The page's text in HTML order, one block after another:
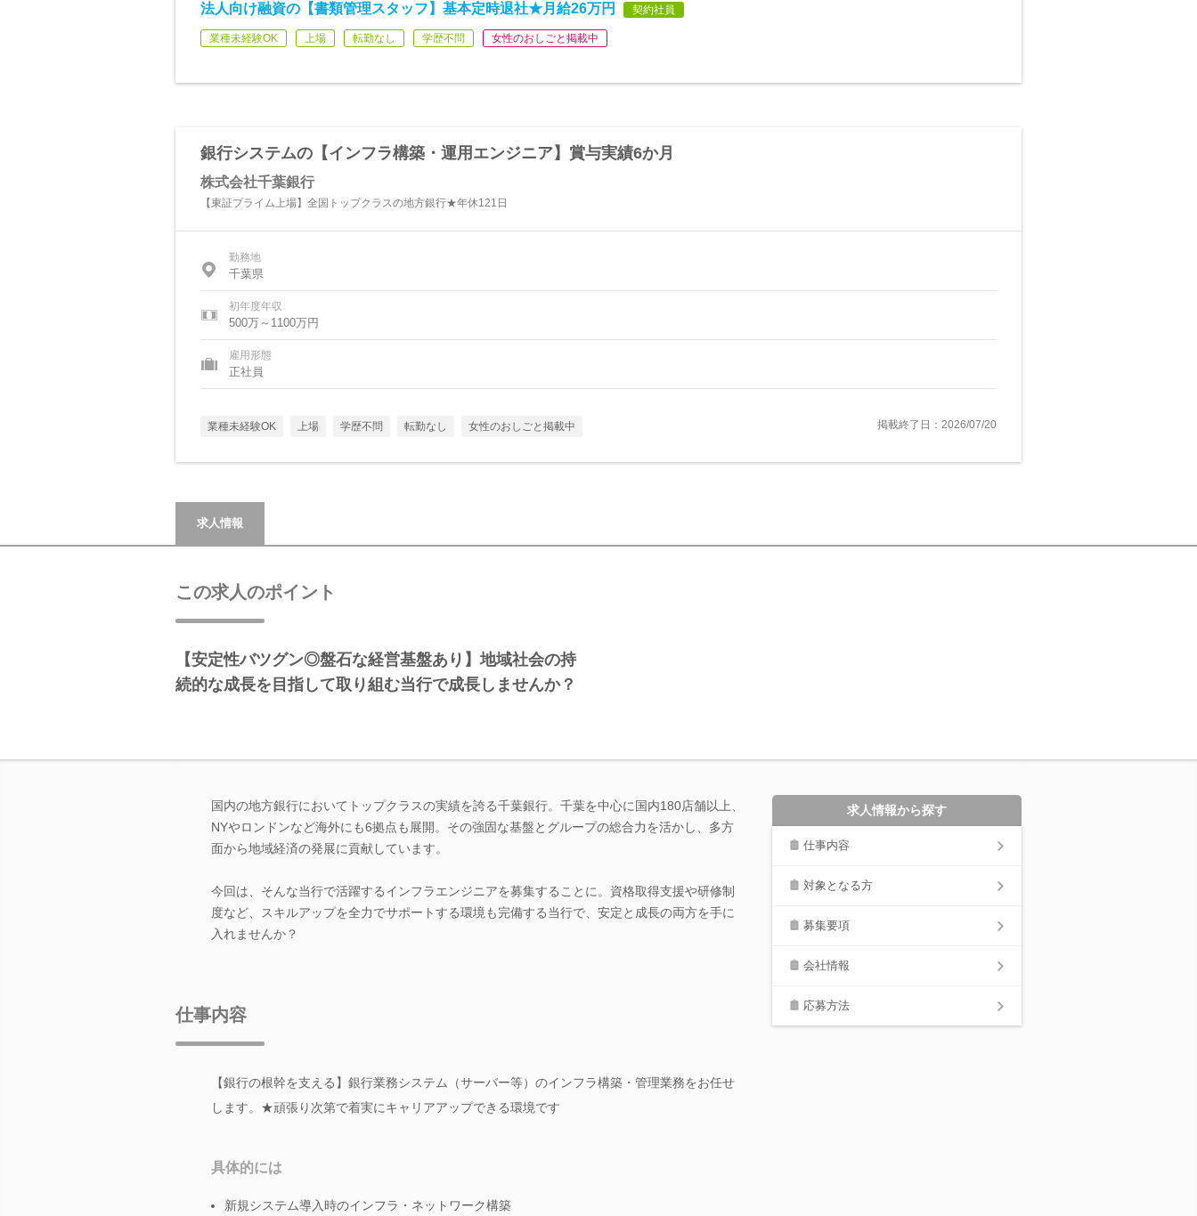
法人向け融資の【書類管理スタッフ】基本定時退社★月給26万円 契約社員
業種未経験OK 上場 転勤なし 学歴不問 女性のおしごと掲載中
銀行システムの【インフラ構築・運用エンジニア】賞与実績6か月
株式会社千葉銀行
【東証プライム上場】全国トップクラスの地方銀行★年休121日
勤務地
千葉県
初年度年収
500万～1100万円
雇用形態
正社員
業種未経験OK 上場 学歴不問 転勤なし 女性のおしごと掲載中 掲載終了日：2026/07/20
求人情報
この求人のポイント
【安定性バツグン◎盤石な経営基盤あり】地域社会の持
続的な成長を目指して取り組む当行で成長しませんか？
国内の地方銀行においてトップクラスの実績を誇る千葉銀行。千葉を中心に国内180店舗以上、
NYやロンドンなど海外にも6拠点も展開。その強固な基盤とグループの総合力を活かし、多方
面から地域経済の発展に貢献しています。
今回は、そんな当行で活躍するインフラエンジニアを募集することに。資格取得支援や研修制
度など、スキルアップを全力でサポートする環境も完備する当行で、安定と成長の両方を手に
入れませんか？
仕事内容
【銀行の根幹を支える】銀行業務システム（サーバー等）のインフラ構築・管理業務をお任せ
します。★頑張り次第で着実にキャリアアップできる環境です
具体的には
新規システム導入時のインフラ・ネットワーク構築
求人情報から探す
仕事内容
対象となる方
募集要項
会社情報
応募方法